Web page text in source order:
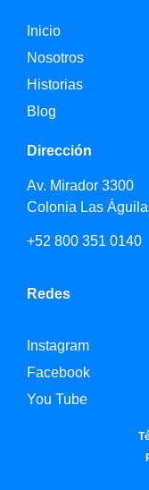
Inicio
Nosotros
Historias
Blog
Dirección
Av. Mirador 3300
Colonia Las
+52 800 351 0140
Redes
Instagram
Facebook
You Tube